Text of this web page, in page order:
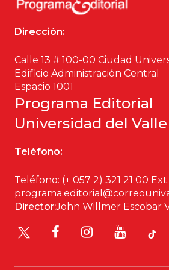
Dirección:
Calle 13 # 100-00 Ciudad
Edificio Administración Central
Espacio 1001
Programa Editorial
Universidad del Valle
Teléfono:
Teléfono: (+ 057 2) 321 21 00
Director:John Willmer Escobar